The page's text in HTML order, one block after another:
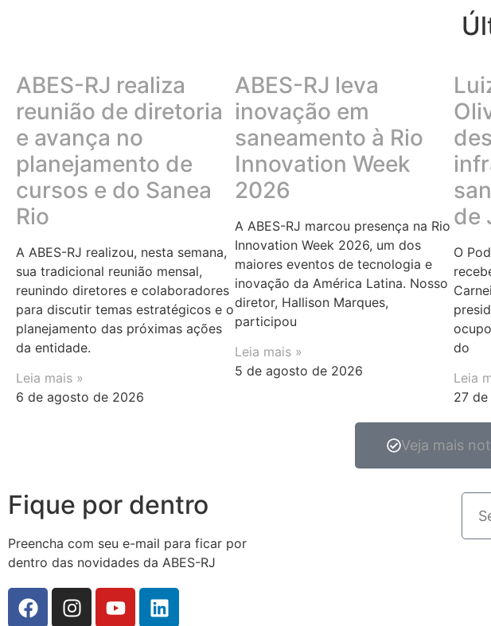
ABES-RJ realiza
reunião de diretoria
e avança no
planejamento de
cursos e do Sanea
Rio
A ABES-RJ realizou, nesta semana,
sua tradicional reunião mensal,
reunindo diretores e colaboradores
para discutir temas estratégicos e o
planejamento das próximas ações
da entidade.
Leia mais »
6 de agosto de 2026
ABES-RJ leva
inovação em
saneamento à Rio
Innovation Week
2026
A ABES-RJ marcou presença na Rio
Innovation Week 2026, um dos
maiores eventos de tecnologia e
inovação da América Latina. Nosso
diretor, Hallison Marques,
participou
Leia mais »
5 de agosto de 2026
de
O
do
Leia
27
Veja mais
Fique por dentro
Preencha com seu e-mail para ficar por
dentro das novidades da ABES-RJ